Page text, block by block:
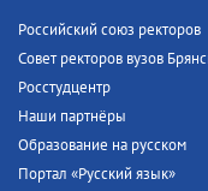
Российский союз ректоров
Совет ректоров вузов
Росстудцентр
Наши партнёры
Образование на русском
Портал «Русский язык»